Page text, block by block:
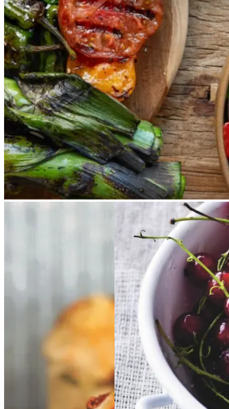
Vores version af den traditionelle
salat empedrat fra det catalanske
køkken. Spis den med brød som
en let frokost eller i et større
måltid som her. Salbitxada minder
noget om en anden ligeledes
catalansk sauce, romesco. I
Catalonien spises den til såkaldte
calcots, der er små porrelignende
løg. Dem griller man helt sorte, så
fjerner man den yderste skal og
dypper det fløjlsbløde løg i
saucen. Calcots er svære at
opdrive på disse kanter, men små
nye porrer kan bruges.
med
tomat og og
Rysteribs Rysteribs
Gem opskrift
Dessert
Dansk mad